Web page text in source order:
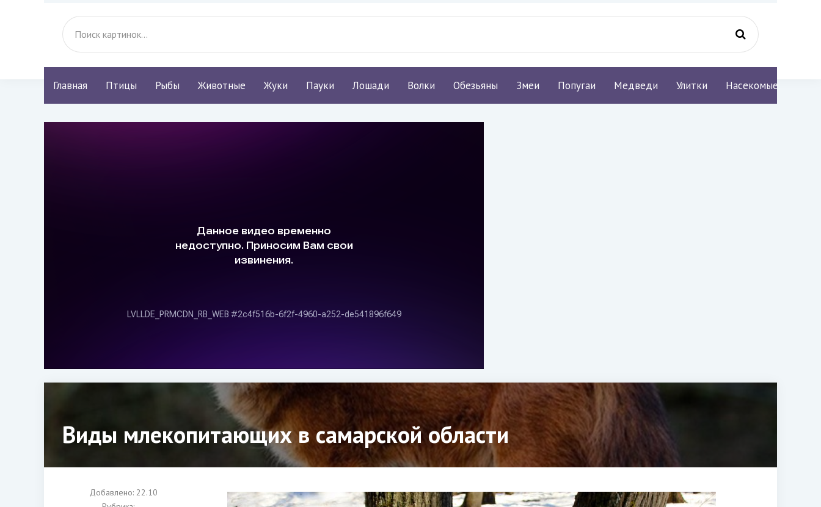
Главная Птицы Рыбы Животные Жуки Пауки Лошади Волки Обезьяны Змеи Попугаи Медведи Улитки Насекомые
Виды млекопитающих в самарской области
Добавлено: 22.10